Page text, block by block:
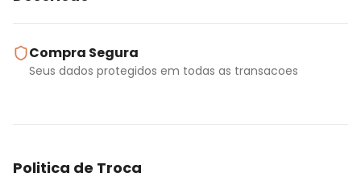
Compra Segura
Seus dados protegidos em todas as transacoes
Politica de Troca